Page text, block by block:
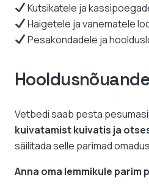
Kutsikatele ja
Haigetele ja vanematele
Pesakondadele ja
Vetbedi saab pesta
kuivatamist kuivatis ja
säilitada selle parimad
Anna oma lemmikule parim